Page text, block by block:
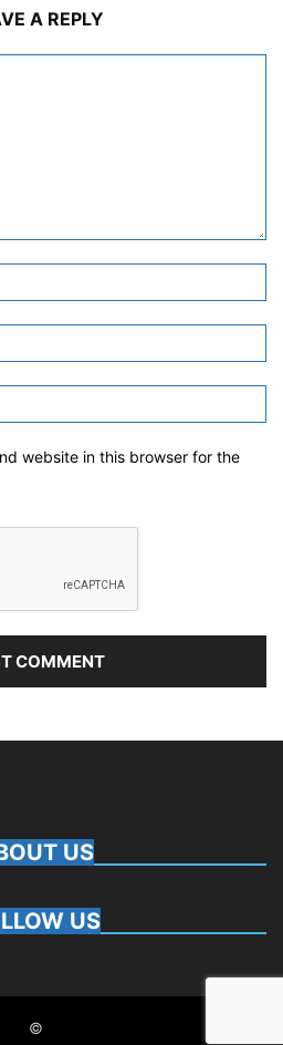
A REPLY
website in this browser for the
US
US
©